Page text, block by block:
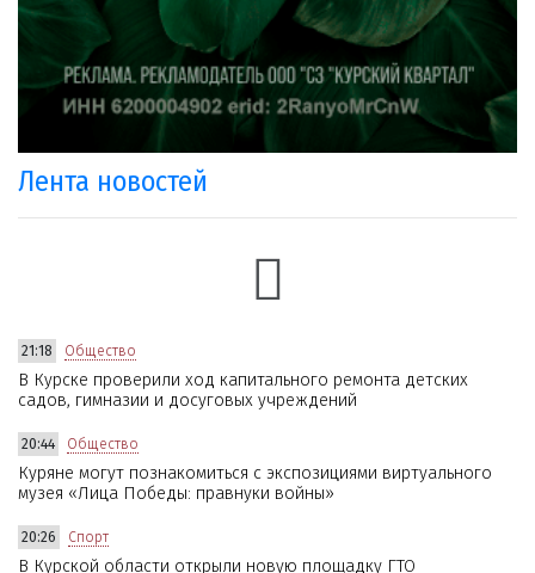
Лента новостей
21:18 Общество
В Курске проверили ход капитального ремонта детских
садов, гимназии и досуговых учреждений
20:44 Общество
Куряне могут познакомиться с экспозициями виртуального
музея «Лица Победы: правнуки войны»
20:26 Спорт
В Курской области открыли новую площадку ГТО